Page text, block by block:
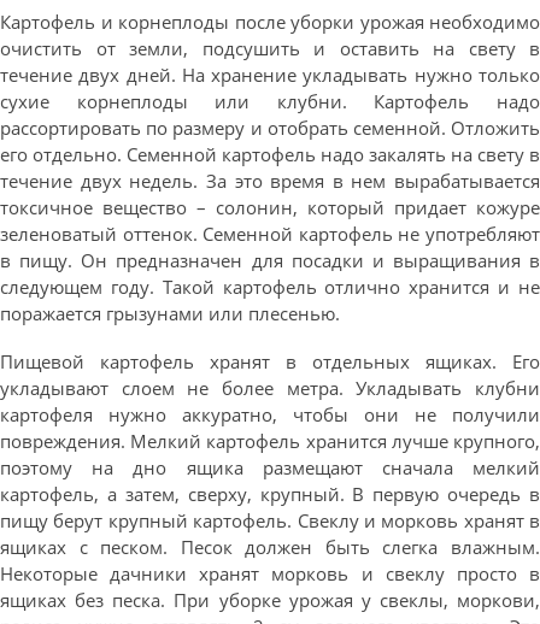
Картофель и корнеплоды после уборки урожая необходимо
очистить от земли, подсушить и оставить на свету в
течение двух дней. На хранение укладывать нужно только
сухие корнеплоды или клубни. Картофель надо
рассортировать по размеру и отобрать семенной. Отложить
его отдельно. Семенной картофель надо закалять на свету в
течение двух недель. За это время в нем вырабатывается
токсичное вещество – солонин, который придает кожуре
зеленоватый оттенок. Семенной картофель не употребляют
в пищу. Он предназначен для посадки и выращивания в
следующем году. Такой картофель отлично хранится и не
поражается грызунами или плесенью.
Пищевой картофель хранят в отдельных ящиках. Его
укладывают слоем не более метра. Укладывать клубни
картофеля нужно аккуратно, чтобы они не получили
повреждения. Мелкий картофель хранится лучше крупного,
поэтому на дно ящика размещают сначала мелкий
картофель, а затем, сверху, крупный. В первую очередь в
пищу берут крупный картофель. Свеклу и морковь хранят в
ящиках с песком. Песок должен быть слегка влажным.
Некоторые дачники хранят морковь и свеклу просто в
ящиках без песка. При уборке урожая у свеклы, моркови,